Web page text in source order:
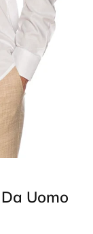
Uomo